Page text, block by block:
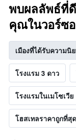
พบผลลัพธ์ที่ดี
คุณในวอร์ซอ
เมืองที่ได้รับความนิ
โรงแรม 3 ดาว
โรงแรมในเมโซเวีย
โฮสเทลราคาถูกที่สุด